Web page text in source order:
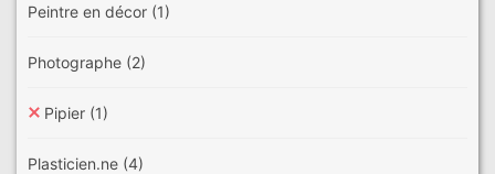
Peintre en décor (1)
Photographe (2)
Pipier (1)
Plasticien.ne (4)